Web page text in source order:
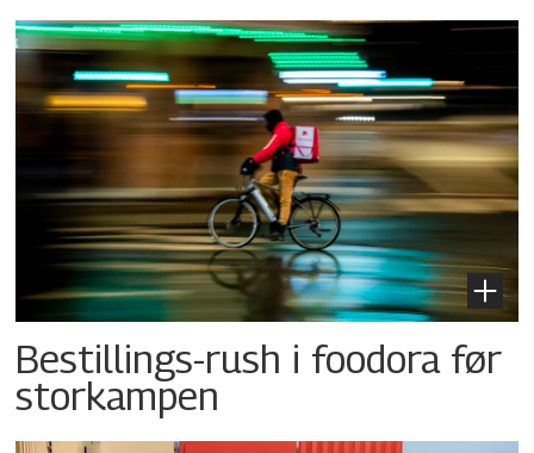
Bestillings-rush i foodora før
storkampen